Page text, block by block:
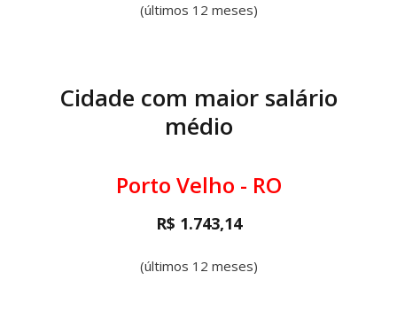
(últimos 12 meses)
Cidade com maior salário
médio
Porto Velho - RO
R$ 1.743,14
(últimos 12 meses)